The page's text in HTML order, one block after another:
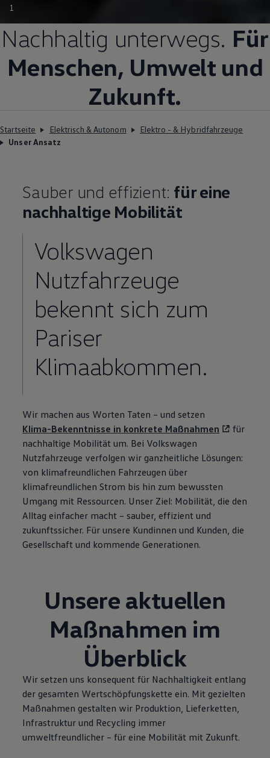
1
Nachhaltig unterwegs. Für
Menschen, Umwelt und
Zukunft.
Startseite Elektrisch & Autonom
Elektro - & Hybridfahrzeuge
Unser Ansatz
Sauber und effizient: für eine
nachhaltige Mobilität
Volkswagen
Nutzfahrzeuge
bekennt sich zum
Pariser
Klimaabkommen.
Wir machen aus Worten Taten – und setzen
Klima-Bekenntnisse in konkrete Maßnahmen
für
nachhaltige Mobilität um. Bei Volkswagen
Nutzfahrzeuge verfolgen wir ganzheitliche Lösungen:
von klimafreundlichen Fahrzeugen über
klimafreundlichen Strom bis hin zum bewussten
Umgang mit Ressourcen. Unser Ziel: Mobilität, die den
Alltag einfacher macht – sauber, effizient und
zukunftssicher. Für unsere Kundinnen und Kunden, die
Gesellschaft und kommende Generationen.
Unsere aktuellen
Maßnahmen im
Überblick
Wir setzen uns konsequent für Nachhaltigkeit entlang
der gesamten Wertschöpfungskette ein. Mit gezielten
Maßnahmen gestalten wir Produktion, Lieferketten,
Infrastruktur und Recycling immer
umweltfreundlicher – für eine Mobilität mit Zukunft.